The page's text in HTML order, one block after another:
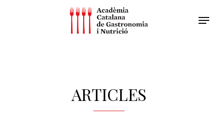
ARTICLES